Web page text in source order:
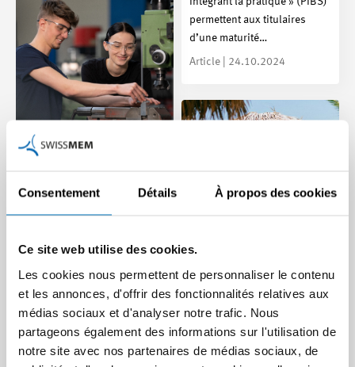
Consentement Détails À propos des cookies
Ce site web utilise des cookies.
Les cookies nous permettent de personnaliser le contenu
et les annonces, d'offrir des fonctionnalités relatives aux
médias sociaux et d'analyser notre trafic. Nous
partageons également des informations sur l'utilisation de
notre site avec nos partenaires de médias sociaux, de
permettent aux titulaires
d’une maturité…
Article | 24.10.2024
quels sont les thèmes de
compétente est un facteur de
réussite essentiel pour la
branche tech. En…
Déconnecter pendant les
vacances - conseils pour
les collaborateur/
trice/s et les cadres